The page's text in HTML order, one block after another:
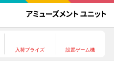
入荷プライズ 設置ゲーム機